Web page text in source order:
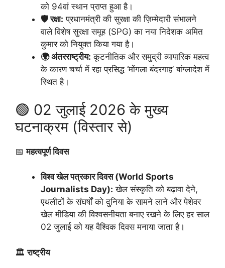
को 94वां स्थान प्राप्त हुआ है।
🛡️ रक्षा: प्रधानमंत्री की सुरक्षा की ज़िम्मेदारी संभालने
वाले विशेष सुरक्षा समूह (SPG) का नया निदेशक अमित
कुमार को नियुक्त किया गया है।
🌍 अंतरराष्ट्रीय: कूटनीतिक और समुद्री व्यापारिक महत्व
के कारण चर्चा में रहा प्रसिद्ध ‘मोंगला बंदरगाह’ बांग्लादेश में
स्थित है।
🟢 02 जुलाई 2026 के मुख्य
घटनाक्रम (विस्तार से)
📅महत्वपूर्ण दिवस
विश्व खेल पत्रकार दिवस (World Sports
Journalists Day): खेल संस्कृति को बढ़ावा देने,
एथलीटों के संघर्षों को दुनिया के सामने लाने और पेशेवर
खेल मीडिया की विश्वसनीयता बनाए रखने के लिए हर साल
02 जुलाई को यह वैश्विक दिवस मनाया जाता है।
🏛️राष्ट्रीय